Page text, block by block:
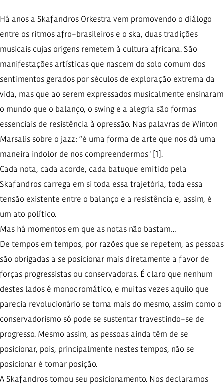
Há anos a Skafandros Orkestra vem promovendo o diálogo
entre os ritmos afro-brasileiros e o ska, duas tradições
musicais cujas origens remetem à cultura africana. São
manifestações artísticas que nascem do solo comum dos
sentimentos gerados por séculos de exploração extrema da
vida, mas que ao serem expressados musicalmente ensinaram
o mundo que o balanço, o swing e a alegria são formas
essenciais de resistência à opressão. Nas palavras de Winton
Marsalis sobre o jazz: “é uma forma de arte que nos dá uma
maneira indolor de nos compreendermos" [1].
Cada nota, cada acorde, cada batuque emitido pela
Skafandros carrega em si toda essa trajetória, toda essa
tensão existente entre o balanço e a resistência e, assim, é
um ato político.
Mas há momentos em que as notas não bastam…
De tempos em tempos, por razões que se repetem, as pessoas
são obrigadas a se posicionar mais diretamente a favor de
forças progressistas ou conservadoras. É claro que nenhum
destes lados é monocromático, e muitas vezes aquilo que
parecia revolucionário se torna mais do mesmo, assim como o
conservadorismo só pode se sustentar travestindo-se de
progresso. Mesmo assim, as pessoas ainda têm de se
posicionar, pois, principalmente nestes tempos, não se
posicionar é tomar posição.
A Skafandros tomou seu posicionamento. Nos declaramos